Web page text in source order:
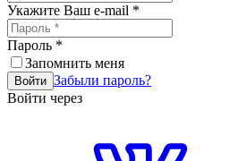
Укажите Ваш e-mail *
Пароль *
Запомнить меня
Войти Забыли пароль?
Войти через